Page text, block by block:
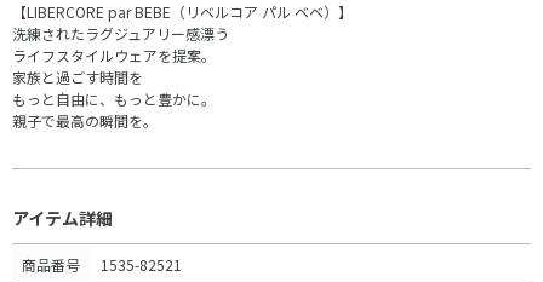
【LIBERCORE par BEBE（リベルコア パル ベベ）】
洗練されたラグジュアリー感漂う
ライフスタイルウェアを提案。
家族と過ごす時間を
もっと自由に、もっと豊かに。
親子で最高の瞬間を。
アイテム詳細
商品番号 1535-82521